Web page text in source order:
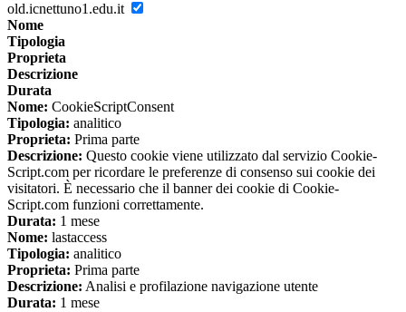
old.icnettuno1.edu.it
Nome
Tipologia
Proprieta
Descrizione
Durata
Nome: CookieScriptConsent
Tipologia: analitico
Proprieta: Prima parte
Descrizione: Questo cookie viene utilizzato dal servizio Cookie-
Script.com per ricordare le preferenze di consenso sui cookie dei
visitatori. È necessario che il banner dei cookie di Cookie-
Script.com funzioni correttamente.
Durata: 1 mese
Nome: lastaccess
Tipologia: analitico
Proprieta: Prima parte
Descrizione: Analisi e profilazione navigazione utente
Durata: 1 mese